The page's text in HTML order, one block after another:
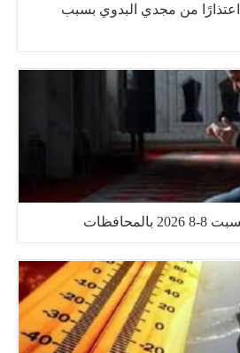
من مجدي البدوي بسبب